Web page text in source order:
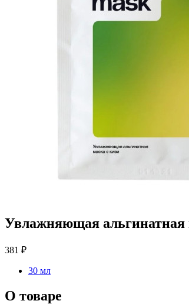
Увлажняющая альгинатная
381 ₽
30 мл
О товаре